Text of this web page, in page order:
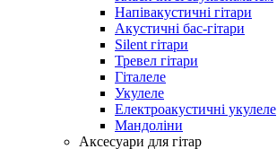
Напівакустичні гітари
Акустичні бас-гітари
Silent гітари
Тревел гітари
Гіталеле
Укулеле
Електроакустичні укулеле
Мандоліни
Аксесуари для гітар